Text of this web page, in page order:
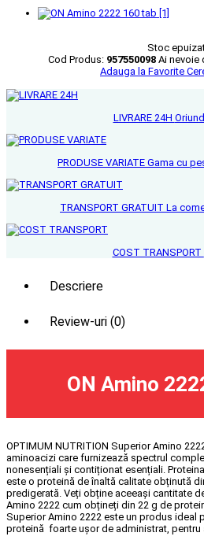
Stoc
Cod Produs: 957550098 Ai nevoie
Adauga la Favorite
LIVRARE 24H
PRODUSE VARIATE Gama cu
TRANSPORT GRATUIT La
COST TRANSPORT
Descriere
Review-uri (0)
ON Amino
OPTIMUM NUTRITION Superior Amino
aminoacizi care furnizează spectrul
nonesențiali și contiționat esențiali.
este o proteină de înaltă calitate obținută
predigerată. Veți obține aceeași cantitate
Amino 2222 cum obțineți din 22 g de
Superior Amino 2222 este un produs ideal
proteină foarte ușor de administrat, pentru